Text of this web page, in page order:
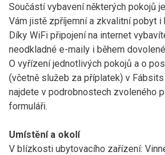
Součástí vybavení některých pokojů
Vám jistě zpříjemní a zkvalitní pobyt i
Díky WiFi připojení na internet
neodkladné e-maily i během
O vyřízení jednotlivých pokojů a o
(včetně služeb za příplatek) v
najdete v podrobnostech zvoleného
formuláři.
Umístění a okolí
V blízkosti ubytovacího zařízení: